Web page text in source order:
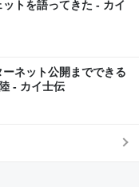
トを語ってきた - カイ
ネット公開までできる
- カイ士伝